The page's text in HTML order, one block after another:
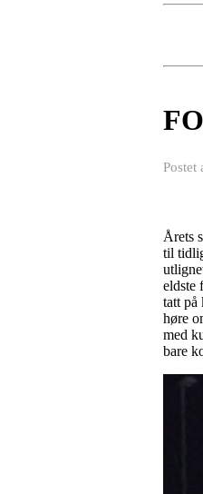
Postet
Årets
til
eldste
tatt på
høre
med
bare